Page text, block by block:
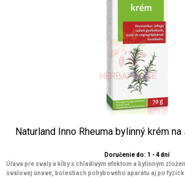
Naturland Inno Rheuma bylinný krém
Doručenie do: 1 - 4 dní
Úľava pre svaly a kĺby s chladivým efektom a bylinným
svalovej únave, bolestiach pohybového aparátu aj po